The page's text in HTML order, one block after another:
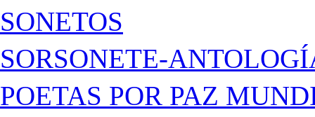
SONETOS
SORSONETE-
POETAS POR PAZ